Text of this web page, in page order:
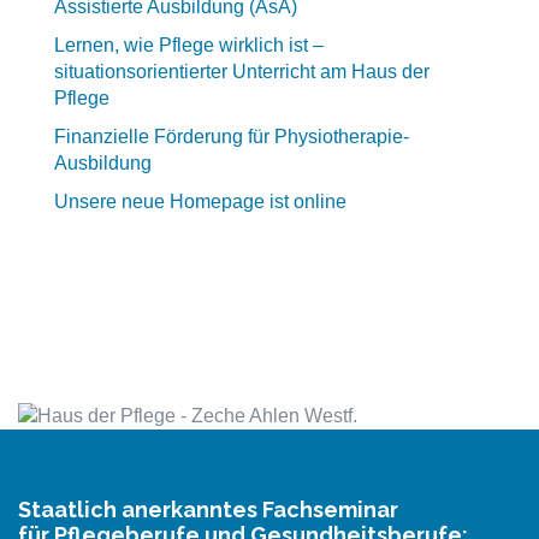
Assistierte Ausbildung (AsA)
Lernen, wie Pflege wirklich ist –
situationsorientierter Unterricht am Haus der
Pflege
Finanzielle Förderung für Physiotherapie-
Ausbildung
Unsere neue Homepage ist online
Staatlich anerkanntes Fachseminar